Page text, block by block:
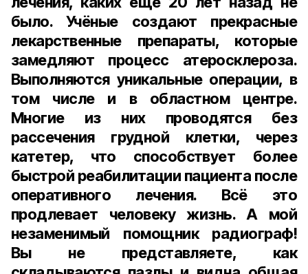
было. Учёные создают прекрасные
лекарственные препараты, которые
замедляют процесс атеросклероза.
Выполняются уникальные операции, в
том числе и в областном центре.
Многие из них проводятся без
рассечения грудной клетки, через
катетер, что способствует более
быстрой реабилитации пациента после
оперативного лечения. Всё это
продлевает человеку жизнь. А мой
незаменимый помощник радиограф!
Вы не представляете, как